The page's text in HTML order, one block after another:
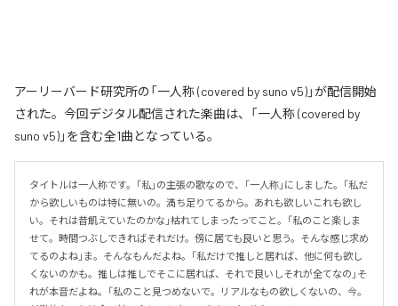
アーリーバード研究所の「一人称 (covered by suno v5)」が配信開始
された。今回デジタル配信された楽曲は、「一人称 (covered by
suno v5)」を含む全1曲となっている。
タイトルは一人称です。「私」の主張の歌なので、「一人称」にしました。「私だ
から欲しいものは特に無いの。満ち足りてるから。あれも欲しいこれも欲し
い。それは昔飢えていたのかな」枯れてしまったってこと。「私のこと楽しま
せて。時間つぶしできればそれだけ。傍に居ても良いと思う。そんな感じ求め
てるのよね」ま。そんなもんだよね。「私だけで推しと居れば、他に何も欲し
くないのかも。推しは推しでそこに居れば、それで良いしそれが全てなの」そ
れが本音だよね。「私のこと見つめないで。リアルなもの欲しくないの、今。